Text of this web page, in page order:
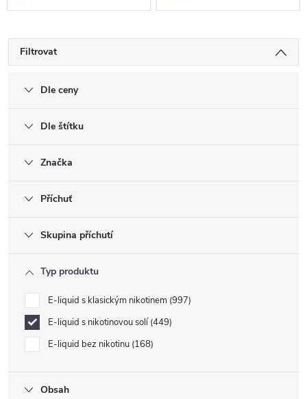
Filtrovat
Dle ceny
Dle štítku
Značka
Příchuť
Skupina příchutí
Typ produktu
E-liquid s klasickým nikotinem 997
E-liquid s nikotinovou solí 449
E-liquid bez nikotinu 168
Obsah